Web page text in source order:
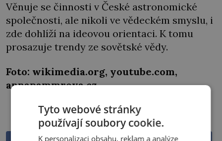
Věnuje se činnosti v České astronomické
společnosti, ale nikoli ve vědeckém smyslu, i
zde dohlíží na ideovou orientaci. K tomu
prosazuje trendy ze sovětské vědy.
Foto: wikimedia.org, youtube.com,
annapammrova.cz
PŘEHRÁT
Tyto webové stránky
používají soubory cookie.
K personalizaci obsahu, reklam a analýze